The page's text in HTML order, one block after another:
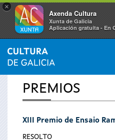
×
Axenda Cultura
Xunta de Galicia
Aplicación gratuíta - En
Vostede
está
aquí
INICIO
PREMIOS
XIII Premio de Ensaio
RESOLTO